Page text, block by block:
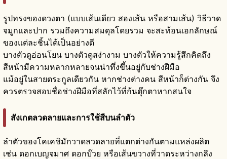
รูปทรงของดวงตา (แบบเส้นเดียว สองเส้น หรือสามเส้น) วิธีวาด
จมูกและปาก รวมถึงความสมดุลโดยรวม จะสะท้อนเอกลักษณ์
ของแต่ละชิ้นได้เป็นอย่างดี
บางตัวดูอ่อนโยน บางตัวดูสง่างาม บางตัวให้ความรู้สึกคิดถึง
สีหน้ามีความหลากหลายจนน่าทึ่งขึ้นอยู่กับช่างฝีมือ
แม้อยู่ในสายตระกูลเดียวกัน หากช่างต่างคน สีหน้าก็ต่างกัน จึง
ควรตรวจสอบชื่อช่างฝีมือที่สลักไว้ที่ก้นตุ๊กตาหากสนใจ
สังเกตลวดลายและการใช้สีบนลำตัว
ลำตัวของโคเคชิมักวาดลวดลายที่แตกต่างกันตามแหล่งผลิต
เช่น ดอกเบญจมาศ ดอกบ๊วย หรือเส้นขวางที่วาดระหว่างกลึง